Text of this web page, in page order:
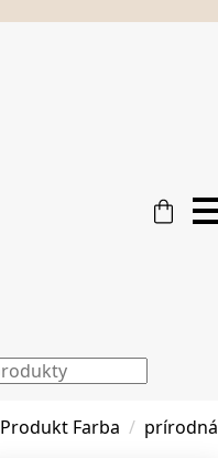
Produkt Farba prírodná